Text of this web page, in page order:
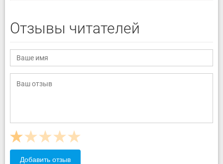
Отзывы читателей
Добавить отзыв